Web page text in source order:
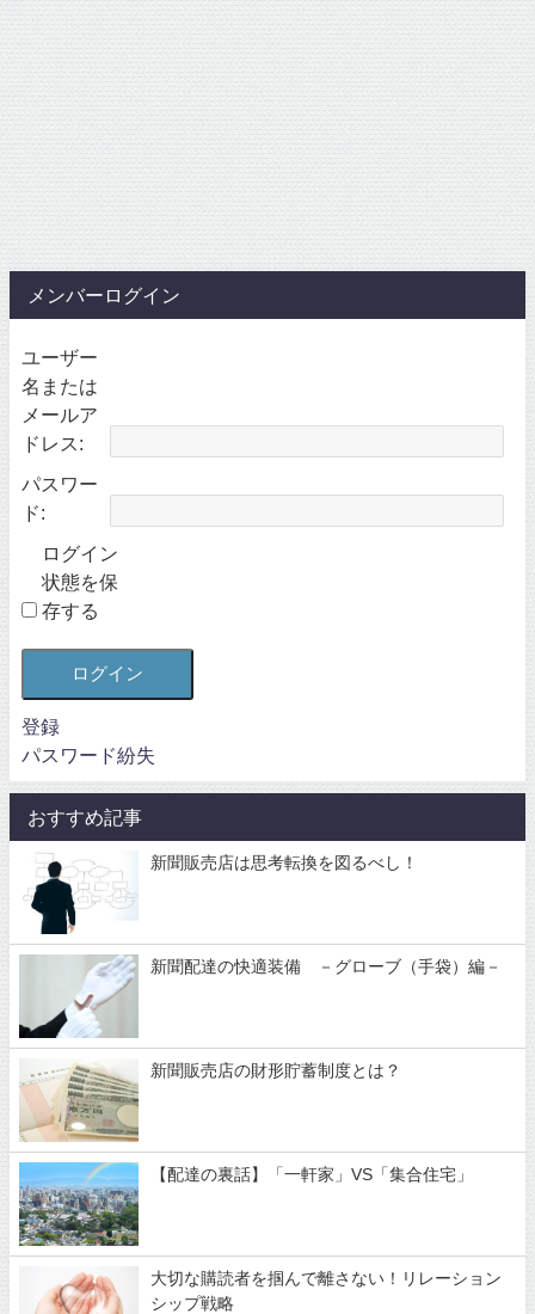
メンバーログイン
ユーザー
名または
メールア
ドレス:
パスワー
ド:
ログイン
状態を保
存する
ログイン
登録
パスワード紛失
おすすめ記事
新聞販売店は思考転換を図るべし！
新聞配達の快適装備 －グローブ（手袋）編－
新聞販売店の財形貯蓄制度とは？
【配達の裏話】「一軒家」VS「集合住宅」
大切な購読者を掴んで離さない！リレーション
シップ戦略